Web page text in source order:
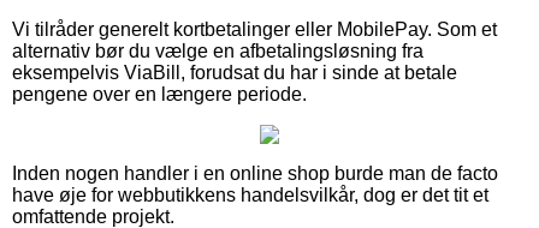
Vi tilråder generelt kortbetalinger eller MobilePay. Som et
alternativ bør du vælge en afbetalingsløsning fra
eksempelvis ViaBill, forudsat du har i sinde at betale
pengene over en længere periode.
Inden nogen handler i en online shop burde man de facto
have øje for webbutikkens handelsvilkår, dog er det tit et
omfattende projekt.